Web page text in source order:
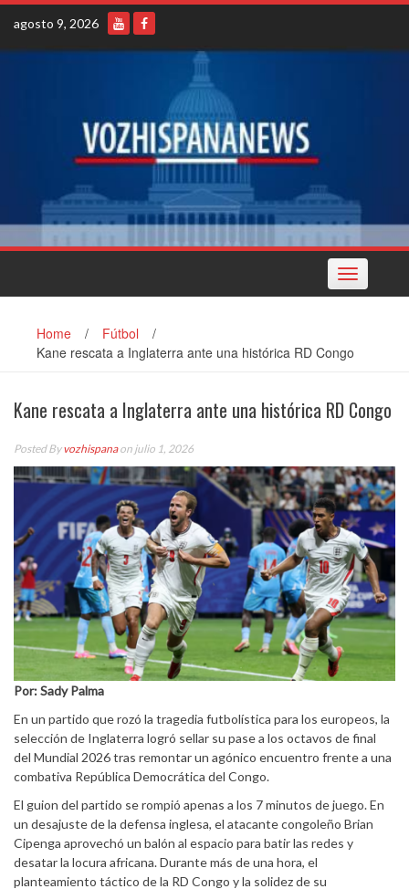
Skip
content
agosto 9, 2026
Toggle
navigation
Home / Fútbol
/
Kane rescata a Inglaterra ante una histórica RD Congo
Kane rescata a Inglaterra ante una histórica RD Congo
Posted Byvozhispanaon julio 1, 2026
Por: Sady Palma
En un partido que rozó la tragedia futbolística para los europeos, la
selección de Inglaterra logró sellar su pase a los octavos de final
del Mundial 2026 tras remontar un agónico encuentro frente a una
combativa República Democrática del Congo.
El guion del partido se rompió apenas a los 7 minutos de juego. En
un desajuste de la defensa inglesa, el atacante congoleño Brian
Cipenga aprovechó un balón al espacio para batir las redes y
desatar la locura africana. Durante más de una hora, el
planteamiento táctico de la RD Congo y la solidez de su